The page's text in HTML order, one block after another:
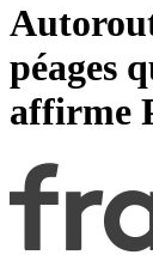
péages
affirme